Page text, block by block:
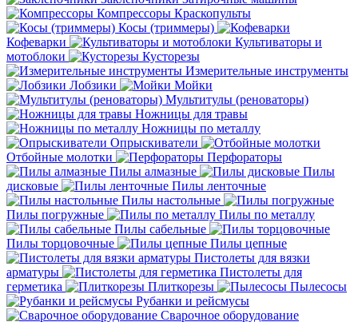
Компрессоры Краскопульты
Косы (триммеры)
Кофеварки
Культиваторы и
мотоблоки
Кусторезы
Измерительные инструменты
Лобзики
Мойки
Мультитулы (реноваторы)
Ножницы для травы
Ножницы по металлу
Опрыскиватели
Отбойные молотки
Перфораторы
Пилы алмазные
Пилы
дисковые
Пилы ленточные
Пилы настольные
Пилы погружные
Пилы по металлу
Пилы сабельные
Пилы торцовочные
Пилы цепные
Пистолеты для вязки
арматуры
Пистолеты для
герметика
Плиткорезы
Пылесосы
Рубанки и рейсмусы
Сварочное оборудование